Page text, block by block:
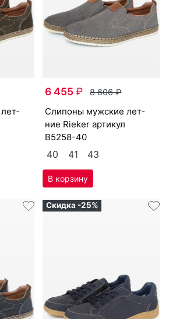
6 455₽ 8 606₽
сли­поны мужс­кие лет­
ние Ri­eker артикул
B5258-40
40 41 43
Скидка -25%